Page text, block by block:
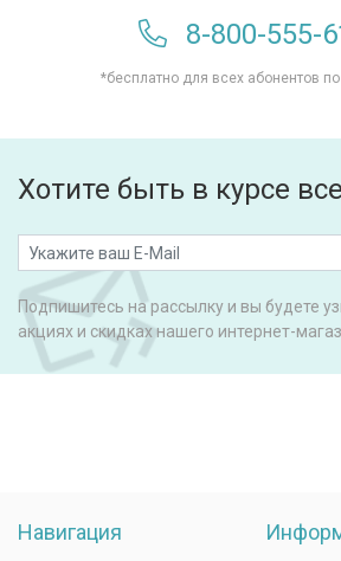
8-800-555-
*бесплатно для всех абонентов
Хотите быть в курсе
Подпишитесь на рассылку и вы будете
акциях и скидках нашего интернет-
Навигация